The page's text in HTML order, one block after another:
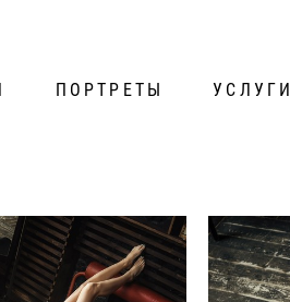
ПОРТРЕТЫ УСЛУГИ